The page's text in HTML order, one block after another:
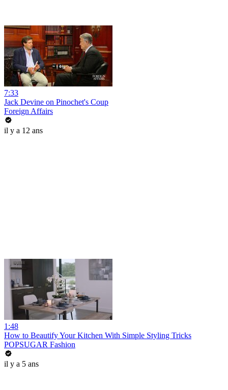
7:33
Jack Devine on Pinochet's Coup
Foreign Affairs
il y a 12 ans
1:48
How to Beautify Your Kitchen With Simple Styling Tricks
POPSUGAR Fashion
il y a 5 ans